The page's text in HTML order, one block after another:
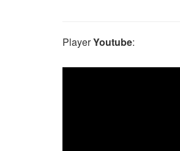
PlayerYoutube: